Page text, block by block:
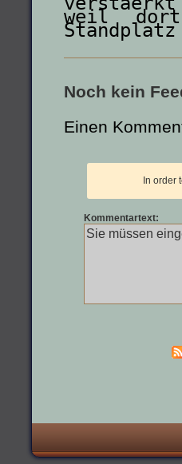
weil dort
Noch kein
Einen
In order
Kommentartext: